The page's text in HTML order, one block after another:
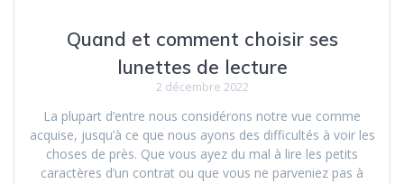
Quand et comment choisir ses
lunettes de lecture
2 décembre 2022
La plupart d’entre nous considérons notre vue comme
acquise, jusqu’à ce que nous ayons des difficultés à voir les
choses de près. Que vous ayez du mal à lire les petits
caractères d’un contrat ou que vous ne parveniez pas à